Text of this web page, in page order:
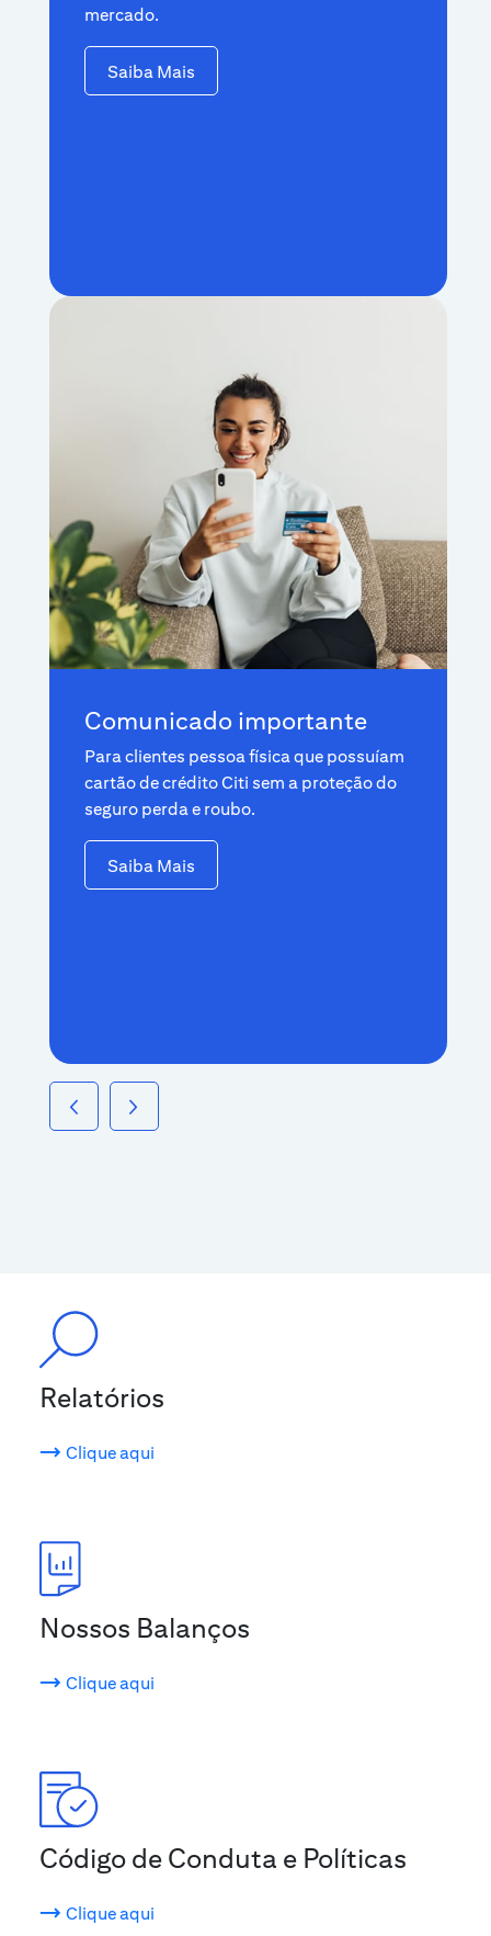
mercado.
Saiba Mais
Comunicado importante
Para clientes pessoa física que possuíam
cartão de crédito Citi sem a proteção do
seguro perda e roubo.
Saiba Mais
Relatórios
Clique aqui
Nossos Balanços
Clique aqui
Código de Conduta e Políticas
Clique aqui